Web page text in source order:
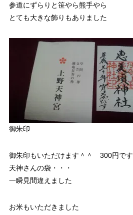
参道にずらりと笹やら熊手やら
とても大きな飾りもありました
御朱印
御朱印もいただけます＾＾ 300円です
天神さんの袋・・・
一瞬見間違えました
お米もいただきました